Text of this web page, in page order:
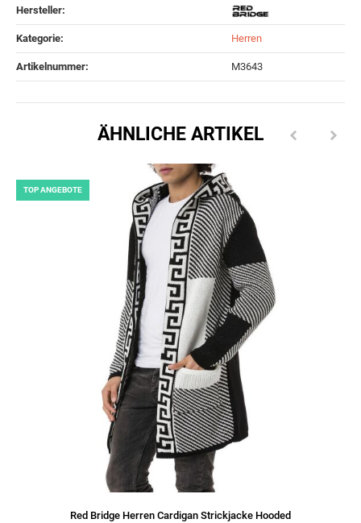
Hersteller:
Kategorie: Herren
Artikelnummer: M3643
ÄHNLICHE ARTIKEL
TOP ANGEBOTE
Red Bridge Herren Cardigan Strickjacke Hooded